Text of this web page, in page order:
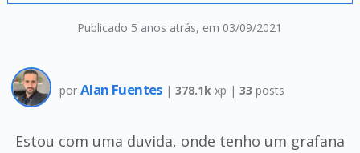
Publicado 5 anos atrás, em 03/09/2021
por Alan Fuentes |378.1k xp |33 posts
Estou com uma duvida, onde tenho um grafana